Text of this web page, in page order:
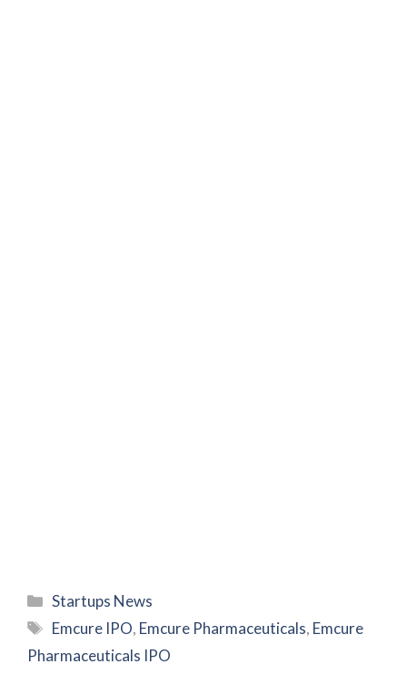
Categories
Startups News
Tags
Emcure IPO, Emcure Pharmaceuticals, Emcure
Pharmaceuticals IPO